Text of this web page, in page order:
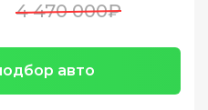
4 470 000₽
авто